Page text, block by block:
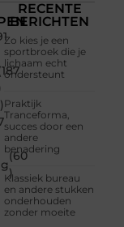
(60
)
RECENTE
BERICHTEN
Zo kies je een
sportbroek die je
lichaam echt
ondersteunt
Praktijk
Tranceforma,
succes door een
andere
benadering
Klassiek bureau
en andere stukken
onderhouden
zonder moeite